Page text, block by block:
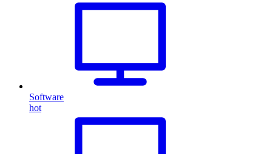
Software
hot